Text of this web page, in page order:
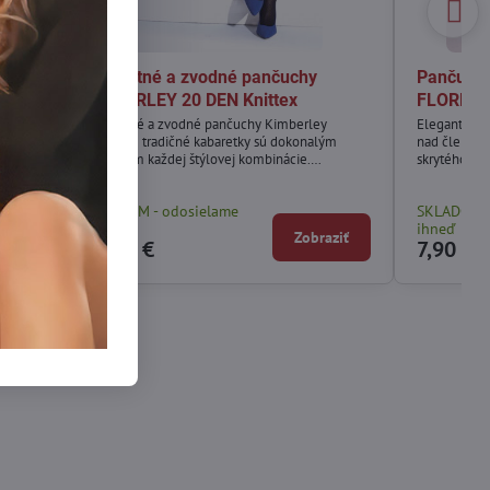
Elegantné a zvodné pančuchy
KIMBERLEY 20 DEN Knittex
Elegantné a zvodné pančuchy Kimberley
imitujúce tradičné kabaretky sú dokonalým
doplnkom každej štýlovej kombinácie.
všetkému. Vzor kabaretky vždy upúta pohľad a
dodá outfitu odvážny nádych.
SKLADOM - odosielame
ihneď
10,90 € Zobraziť
Elegantné
nad
skrytého v
ihneď
7,90 €